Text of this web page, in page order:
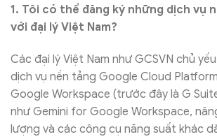
1. Tôi có thể đăng ký những dịch vụ
với đại lý Việt Nam?
Các đại lý Việt Nam như GCSVN chủ
dịch vụ nền tảng Google Cloud
Google Workspace (trước đây là G
như Gemini for Google Workspace,
lượng và các công cụ năng suất khác